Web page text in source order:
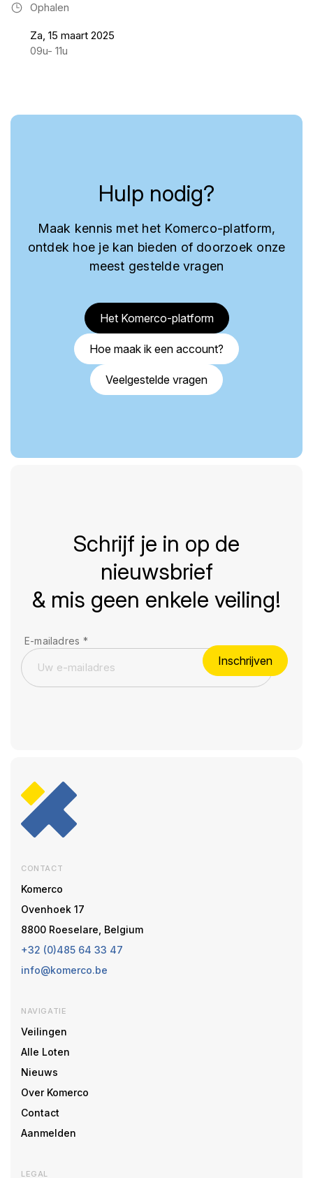
Ophalen
Za, 15 maart 2025
09u- 11u
Hulp nodig?
Maak kennis met het Komerco-platform,
ontdek hoe je kan bieden of doorzoek onze
meest gestelde vragen
Het Komerco-platform
Hoe maak ik een account?
Veelgestelde vragen
Schrijf je in op de
nieuwsbrief
& mis geen enkele veiling!
E-mailadres *
Inschrijven
CONTACT
Komerco
Ovenhoek 17
8800 Roeselare, Belgium
+32 (0)485 64 33 47
info@komerco.be
NAVIGATIE
Veilingen
Alle Loten
Nieuws
Over Komerco
Contact
Aanmelden
LEGAL